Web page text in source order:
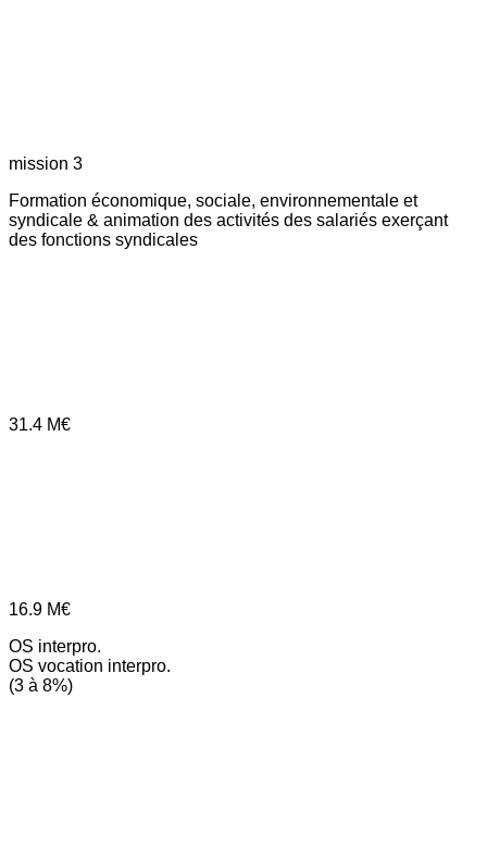
mission 3
Formation économique, sociale, environnementale et
syndicale & animation des activités des salariés exerçant
des fonctions syndicales
31.4 M€
16.9 M€
OS interpro.
OS vocation interpro.
(3 à 8%)